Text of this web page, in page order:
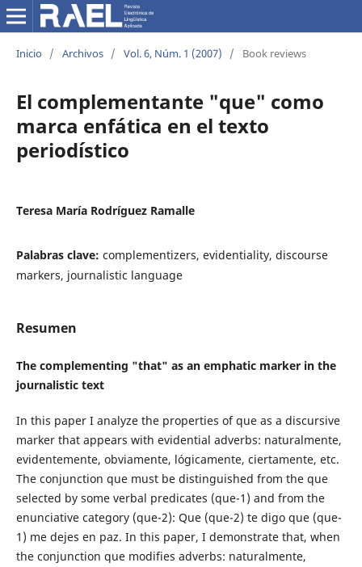
Inicio / Archivos / Vol. 6, Núm. 1 (2007) / Book reviews
El complementante "que" como
marca enfática en el texto
periodístico
Teresa María Rodríguez Ramalle
Palabras clave: complementizers, evidentiality, discourse
markers, journalistic language
Resumen
The complementing "that" as an emphatic marker in the
journalistic text
In this paper I analyze the properties of que as a discursive
marker that appears with evidential adverbs: naturalmente,
evidentemente, obviamente, lógicamente, ciertamente, etc.
The conjunction que must be distinguished from the que
selected by some verbal predicates (que-1) and from the
enunciative category (que-2): Que (que-2) te digo que (que-
1) me dejes en paz. In this paper, I demonstrate that, when
the conjunction que modifies adverbs: naturalmente,